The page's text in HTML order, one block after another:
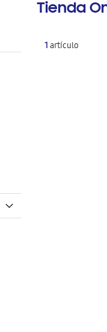
Tienda
1artículo